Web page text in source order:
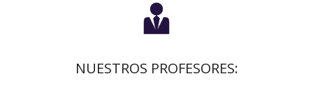

NUESTROS PROFESORES: